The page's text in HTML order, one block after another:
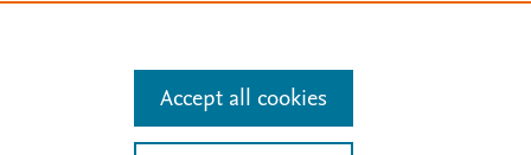
Accept all cookies